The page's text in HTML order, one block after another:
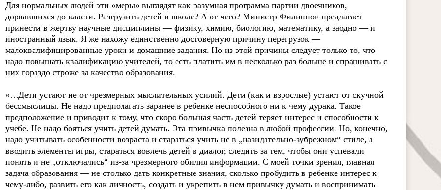
Для нормальных людей эти «меры» выглядят как разумная программа партии двоечников,
дорвавшихся до власти. Разгрузить детей в школе? А от чего? Министр Филиппов предлагает
принести в жертву научные дисциплины — физику, химию, биологию, математику, а заодно — и
иностранный язык. Я же нахожу единственно достоверную причину перегрузок —
малоквалифицированные уроки и домашние задания. Но из этой причины следует только то, что
надо повышать квалификацию учителей, то есть платить им в несколько раз больше и спрашивать с
них гораздо строже за качество образования.
«…Дети устают не от чрезмерных мыслительных усилий. Дети (как и взрослые) устают от скучной
бессмыслицы. Не надо предполагать заранее в ребенке неспособного ни к чему дурака. Такое
предположение и приводит к тому, что скоро большая часть детей теряет интерес и способности к
учебе. Не надо бояться учить детей думать. Эта привычка полезна в любой профессии. Но, конечно,
надо учитывать особенности возраста и стараться учить не в „назидательно-зубрежном“ стиле, а
вводить элементы игры, стараться вовлечь детей в диалог, следить за тем, чтобы они успевали
понять и не „отключались“ из-за чрезмерного обилия информации. С моей точки зрения, главная
задача образования — не столько дать конкретные знания, сколько пробудить в ребенке интерес к
чему-либо, развить его как личность, создать и укрепить в нем привычку думать и воспринимать